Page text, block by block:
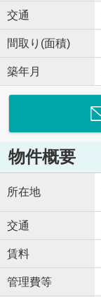
交通
間取り(面積)
築年月
物件概要
所在地
交通
賃料
管理費等